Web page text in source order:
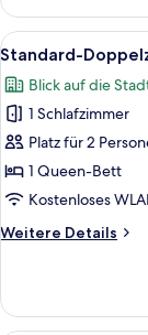
Einzelzimmer,
Stadtblick
Alle
Fotos
für
Standard-
Doppelzimmer,
Stadtblick
anzeigen
6
Standard-
Blick auf die
1 Schlafzimmer
Platz für 2
1 Queen-Bett
Kostenloses
Weitere Details
Weitere
Doppelzimmer,
Stadtblick